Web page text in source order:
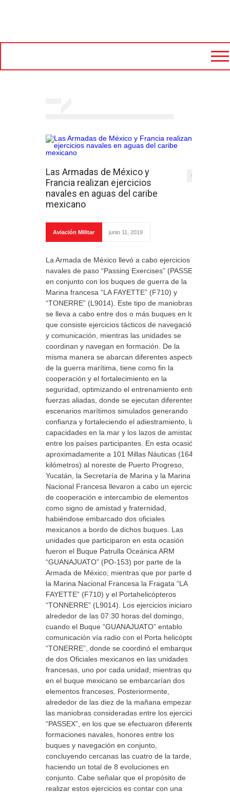
Las Armadas de México y
Francia realizan ejercicios
navales en aguas del caribe
mexicano
0
Aviación Militar junio 11, 2019
La Armada de México llevó a cabo ejercicios
navales de paso “Passing Exercises” (PASSEX)
en conjunto con los buques de guerra de la
Marina francesa “LA FAYETTE” (F710) y
“TONERRE” (L9014). Este tipo de maniobras
se lleva a cabo entre dos o más buques en los
que consiste ejercicios tácticos de navegación
y comunicación, mientras las unidades se
coordinan y navegan en formación. De la
misma manera se abarcan diferentes aspectos
de la guerra marítima, tiene como fin la
cooperación y el fortalecimiento en la
seguridad, optimizando el entrenamiento entre
fuerzas aliadas, donde se ejecutan diferentes
escenarios marítimos simulados generando
confianza y fortaleciendo el adiestramiento, las
capacidades en la mar y los lazos de amistad
entre los países participantes. En esta ocasión,
aproximadamente a 101 Millas Náuticas (164
kilómetros) al noreste de Puerto Progreso,
Yucatán, la Secretaría de Marina y la Marina
Nacional Francesa llevaron a cabo un ejercicio
de cooperación e intercambio de elementos
como signo de amistad y fraternidad,
habiéndose embarcado dos oficiales
mexicanos a bordo de dichos buques. Las
unidades que participaron en esta ocasión
fueron el Buque Patrulla Oceánica ARM
“GUANAJUATO” (PO-153) por parte de la
Armada de México; mientras que por parte de
la Marina Nacional Francesa la Fragata “LA
FAYETTE” (F710) y el Portahelicópteros
“TONNERRE” (L9014). Los ejercicios iniciaron
alrededor de las 07:30 horas del domingo,
cuando el Buque “GUANAJUATO” entablo
comunicación vía radio con el Porta helicóptero
“TONERRE”, donde se coordinó el embarque
de dos Oficiales mexicanos en las unidades
francesas, uno por cada unidad; mientras que
en el buque mexicano se embarcarían dos
elementos franceses. Posteriormente,
alrededor de las diez de la mañana empezaron
las maniobras consideradas entre los ejercicios
“PASSEX”, en los que se efectuaron diferentes
formaciones navales, honores entre los
buques y navegación en conjunto,
concluyendo cercanas las cuatro de la tarde,
haciendo un total de 8 evoluciones en
conjunto. Cabe señalar que el propósito de
realizar estos ejercicios es contar con una